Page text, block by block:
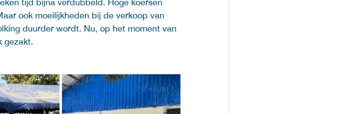
tijd bijna verdubbeld. Hoge koersen
ook moeilijkheden bij de verkoop van
duurder wordt. Nu, op het moment van
gezakt.